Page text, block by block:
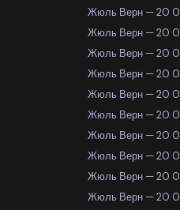
Жюль Верн — 20
Жюль Верн — 20
Жюль Верн — 20
Жюль Верн — 20
Жюль Верн — 20
Жюль Верн — 20
Жюль Верн — 20
Жюль Верн — 20
Жюль Верн — 20
Жюль Верн — 20